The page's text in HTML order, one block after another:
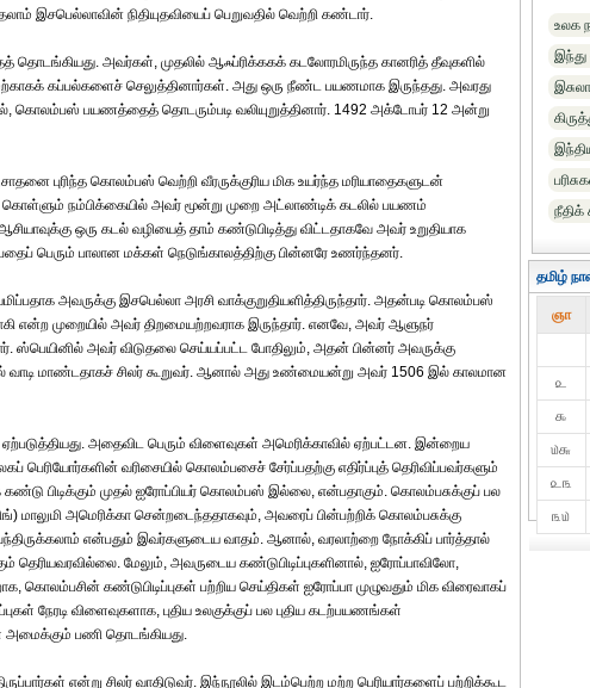
இசபெல்லாவின் நிதியுதவியைப் பெறுவதில் வெற்றி கண்டார்.
அவர்கள், முதலில் ஆஃப்ரிக்ககக் கடலோரமிருந்த கானரித் தீவுகளில்
கப்பல்களைச் செலுத்தினார்கள். அது ஒரு நீண்ட பயணமாக இருந்தது. அவரது
கொலம்பஸ் பயணத்தைத் தொடரும்படி வலியுறுத்தினார். 1492 அக்டோபர் 12 அன்று
புரிந்த கொலம்பஸ் வெற்றி வீரருக்குரிய மிக உயர்ந்த மரியாதைகளுடன்
கொள்ளும் நம்பிக்கையில் அவர் மூன்று முறை அட்லாண்டிக் கடலில் பயணம்
ஒரு கடல் வழியைத் தாம் கண்டுபிடித்து விட்டதாகவே அவர் உறுதியாக
பெரும் பாலான மக்கள் நெடுங்காலத்திற்கு பின்னரே உணர்ந்தனர்.
அவருக்கு இசபெல்லா அரசி வாக்குறுதியளித்திருந்தார். அதன்படி கொலம்பஸ்
என்ற முறையில் அவர் திறமையற்றவராக இருந்தார். எனவே, அவர் ஆளுநர்
ஸ்பெயினில் அவர் விடுதலை செய்யப்பட்ட போதிலும், அதன் பின்னர் அவருக்கு
வாடி மாண்டதாகச் சிலர் கூறுவர். ஆனால் அது உண்மையன்று அவர் 1506 இல் காலமான
அதைவிட பெரும் விளைவுகள் அமெரிக்காவில் ஏற்பட்டன. இன்றைய
வரிசையில் கொலம்பசைச் சேர்ப்பதற்கு எதிர்ப்புத் தெரிவிப்பவர்களும்
கண்டு பிடிக்கும் முதல் ஐரோப்பியர் கொலம்பஸ் இல்லை, என்பதாகும். கொலம்பசுக்குப் பல
மாலுமி அமெரிக்கா சென்றடைந்ததாகவும், அவரைப் பின்பற்றிக் கொலம்பசுக்கு
என்பதும் இவர்களுடைய வாதம். ஆனால், வரலாற்றை நோக்கிப் பார்த்தால்
தெரியவரவில்லை. மேலும், அவருடைய கண்டுபிடிப்புகளினால், ஐரோப்பாவிலோ,
கொலம்பசின் கண்டுபிடிப்புகள் பற்றிய செய்திகள் ஐரோப்பா முழுவதும் மிக விரைவாகப்
நேரடி விளைவுகளாக, புதிய உலகுக்குப் பல புதிய கடற்பயணங்கள்
அமைக்கும் பணி தொடங்கியது.
என்று சிலர் வாதிடுவர். இந்நூலில் இடம்பெற்ற மற்ற பெரியார்களைப் பற்றிக்கூட
உலக
தமிழ்
ஞா
௨
௯
௰௬
௨௩
௩௰